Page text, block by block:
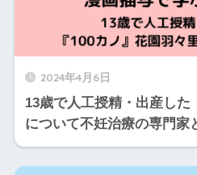
2024年4月6日
13歳で人工授精・出産した
について不妊治療の専門家